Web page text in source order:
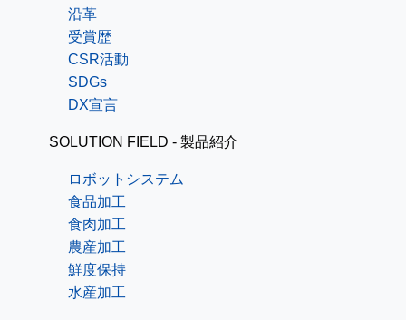
沿革
受賞歴
CSR活動
SDGs
DX宣言
SOLUTION FIELD - 製品紹介
ロボットシステム
食品加工
食肉加工
農産加工
鮮度保持
水産加工